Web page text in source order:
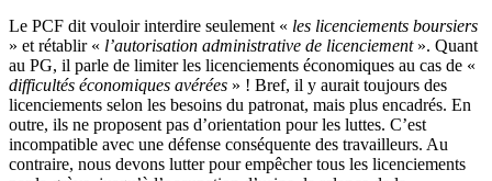
Le PCF dit vouloir interdire seulement « les licenciements boursiers
» et rétablir « l’autorisation administrative de licenciement». Quant
au PG, il parle de limiter les licenciements économiques au cas de «
difficultés économiques avérées » ! Bref, il y aurait toujours des
licenciements selon les besoins du patronat, mais plus encadrés. En
outre, ils ne proposent pas d’orientation pour les luttes. C’est
incompatible avec une défense conséquente des travailleurs. Au
contraire, nous devons lutter pour empêcher tous les licenciements